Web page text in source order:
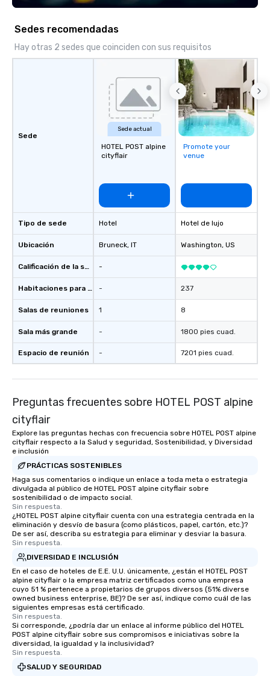
Sedes recomendadas
Hay otras 2 sedes que coinciden con sus requisitos
Sede
Tipo de sede
Ubicación
Calificación de la sede
Habitaciones para huéspedes
Salas de reuniones
Sala más grande
Espacio de reunión
Sede actual
HOTEL POST alpine
cityflair
Hotel
Bruneck, IT
-
-
1
-
-
Promote your
venue
Hotel de lujo
Washington, US
237
8
1800 pies cuad.
7201 pies cuad.
Preguntas frecuentes sobre HOTEL POST alpine
cityflair
Explore las preguntas hechas con frecuencia sobre HOTEL POST alpine
cityflair respecto a la Salud y seguridad, Sostenibilidad, y Diversidad
e inclusión
PRÁCTICAS SOSTENIBLES
Haga sus comentarios o indique un enlace a toda meta o estrategia
divulgada al público de HOTEL POST alpine cityflair sobre
sostenibilidad o de impacto social.
Sin respuesta.
¿HOTEL POST alpine cityflair cuenta con una estrategia centrada en la
eliminación y desvío de basura (como plásticos, papel, cartón, etc.)?
De ser así, describa su estrategia para eliminar y desviar la basura.
Sin respuesta.
DIVERSIDAD E INCLUSIÓN
En el caso de hoteles de E.E. U.U. únicamente, ¿están el HOTEL POST
alpine cityflair o la empresa matriz certificados como una empresa
cuyo 51 % pertenece a propietarios de grupos diversos (51% diverse
owned business enterprise, BE)? De ser así, indique como cuál de las
siguientes empresas está certificado.
Sin respuesta.
Si corresponde, ¿podría dar un enlace al informe público del HOTEL
POST alpine cityflair sobre sus compromisos e iniciativas sobre la
diversidad, la igualdad y la inclusividad?
Sin respuesta.
SALUD Y SEGURIDAD